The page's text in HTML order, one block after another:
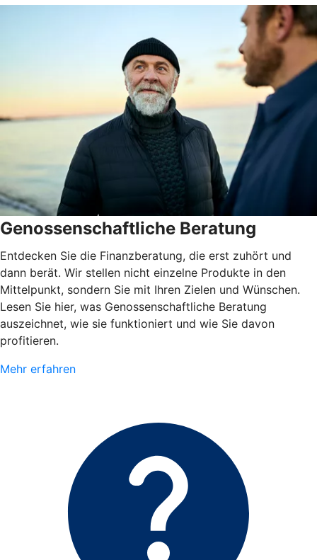
Genossenschaftliche Beratung
Entdecken Sie die Finanzberatung, die erst zuhört und
dann berät. Wir stellen nicht einzelne Produkte in den
Mittelpunkt, sondern Sie mit Ihren Zielen und Wünschen.
Lesen Sie hier, was Genossenschaftliche Beratung
auszeichnet, wie sie funktioniert und wie Sie davon
profitieren.
Mehr erfahren